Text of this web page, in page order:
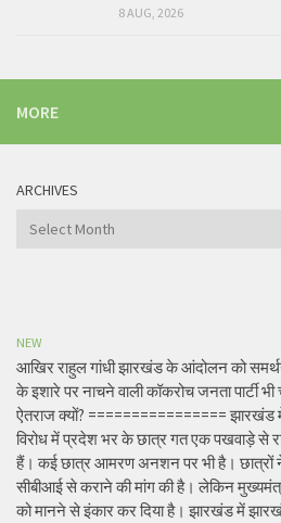
8 AUG, 2026
MORE
ARCHIVES
Archives
NEW
आखिर राहुल गांधी झारखंड के आंदोलन को
के इशारे पर नाचने वाली कॉकरोच जनता पार्टी
ऐतराज क्यों? ================ झारखंड
विरोध में प्रदेश भर के छात्र गत एक पखवाड़े से
हैं। कई छात्र आमरण अनशन पर भी है। छात्रों
सीबीआई से कराने की मांग की है। लेकिन
को मानने से इंकार कर दिया है। झारखंड में